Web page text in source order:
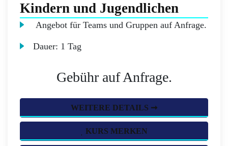
Kindern und Jugendlichen
Angebot für Teams und Gruppen auf Anfrage.
Dauer: 1 Tag
Gebühr auf Anfrage.
WEITERE DETAILS ➞
KURS MERKEN